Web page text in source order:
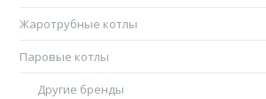
Жаротрубные котлы
Паровые котлы
Другие бренды